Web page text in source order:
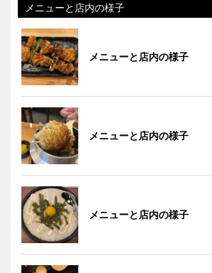
メニューと店内の様子
メニューと店内の様子
メニューと店内の様子
メニューと店内の様子